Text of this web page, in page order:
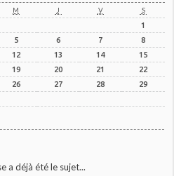
M J V S
1
5 6 7
8
12 13 14
15
19 20 21
22
26 27 28
29
a déjà été le sujet...